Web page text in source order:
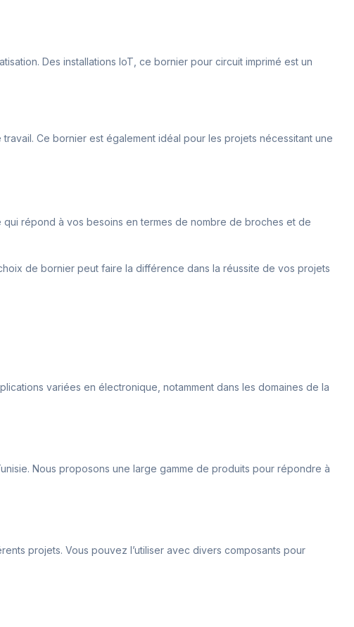
Des installations IoT, ce bornier pour circuit imprimé est un
Ce bornier est également idéal pour les projets nécessitant une
répond à vos besoins en termes de nombre de broches et de
de bornier peut faire la différence dans la réussite de vos projets
variées en électronique, notamment dans les domaines de la
Nous proposons une large gamme de produits pour répondre à
projets. Vous pouvez l’utiliser avec divers composants pour